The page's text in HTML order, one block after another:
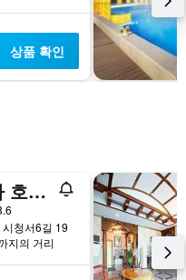
상품 확인
베니키아 호텔 여수
청서6길 19
지의 거리